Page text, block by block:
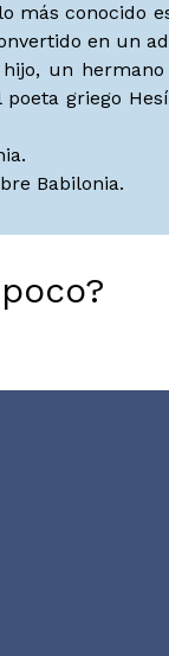
conocido
en un
un
poeta griego
Babilonia.